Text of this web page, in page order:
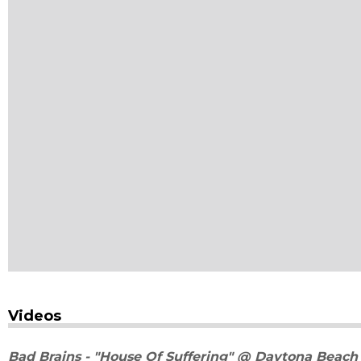
Videos
Bad Brains - "House Of Suffering" @ Daytona Beach